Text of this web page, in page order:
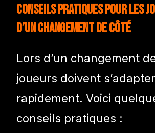
Conseils pratiques pour les
d’un changement de côté
Lors d’un changement
joueurs doivent s’adapter
rapidement. Voici
conseils pratiques :